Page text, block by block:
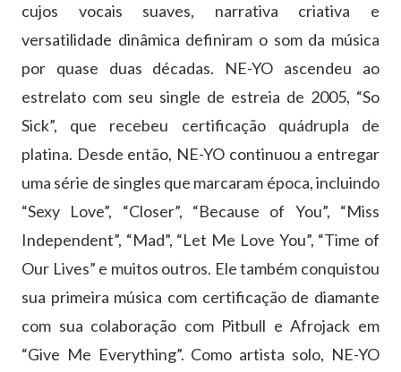
cujos vocais suaves, narrativa criativa e
versatilidade dinâmica definiram o som da música
por quase duas décadas. NE-YO ascendeu ao
estrelato com seu single de estreia de 2005, “So
Sick”, que recebeu certificação quádrupla de
platina. Desde então, NE-YO continuou a entregar
uma série de singles que marcaram época, incluindo
“Sexy Love”, “Closer”, “Because of You”, “Miss
Independent”, “Mad”, “Let Me Love You”, “Time of
Our Lives” e muitos outros. Ele também conquistou
sua primeira música com certificação de diamante
com sua colaboração com Pitbull e Afrojack em
“Give Me Everything”. Como artista solo, NE-YO